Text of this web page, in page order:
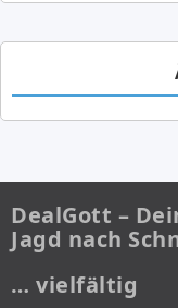
DealGott –
Jagd nach
… vielfältig